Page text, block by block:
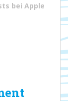
bei Apple